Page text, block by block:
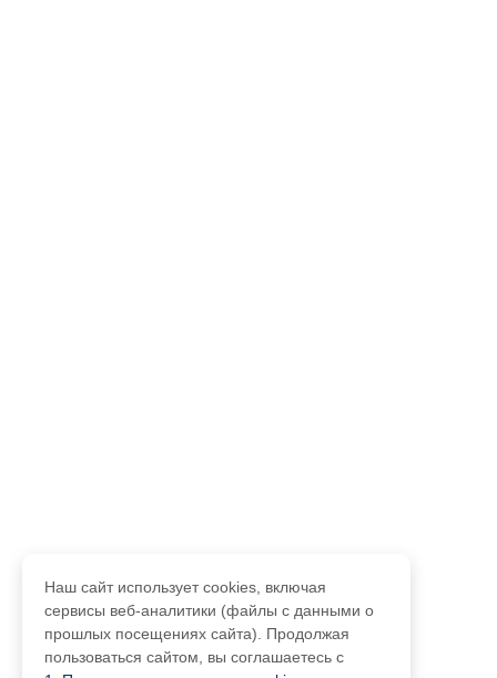
Наш сайт использует cookies, включая
сервисы веб-аналитики (файлы с данными о
прошлых посещениях сайта). Продолжая
пользоваться сайтом, вы соглашаетесь с